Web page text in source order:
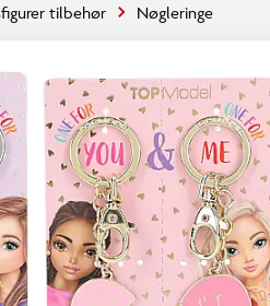
tilbehør Nøgleringe